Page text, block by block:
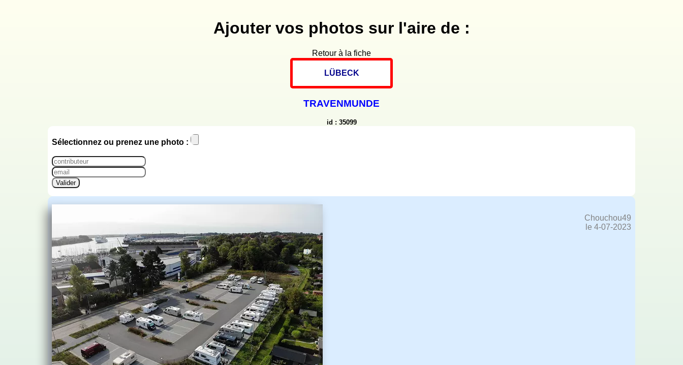
Ajouter vos photos sur l'aire de :
Retour à la fiche
LÜBECK
TRAVENMUNDE
id : 35099
Sélectionnez ou prenez une photo :
Valider
Chouchou49
le 4-07-2023